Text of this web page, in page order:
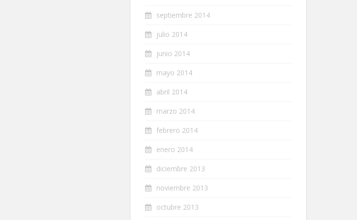
septiembre 2014
julio 2014
junio 2014
mayo 2014
abril 2014
marzo 2014
febrero 2014
enero 2014
diciembre 2013
noviembre 2013
octubre 2013